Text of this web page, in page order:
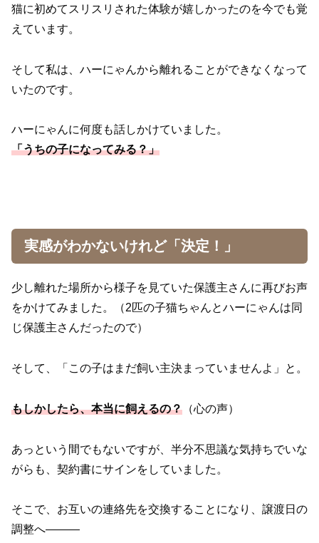
猫に初めてスリスリされた体験が嬉しかったのを今でも覚
えています。
そして私は、ハーにゃんから離れることができなくなって
いたのです。
ハーにゃんに何度も話しかけていました。
「うちの子になってみる？」
実感がわかないけれど「決定！」
少し離れた場所から様子を見ていた保護主さんに再びお声
をかけてみました。（2匹の子猫ちゃんとハーにゃんは同
じ保護主さんだったので）
そして、「この子はまだ飼い主決まっていませんよ」と。
もしかしたら、本当に飼えるの？ （心の声）
あっという間でもないですが、半分不思議な気持ちでいな
がらも、契約書にサインをしていました。
そこで、お互いの連絡先を交換することになり、譲渡日の
調整へ———